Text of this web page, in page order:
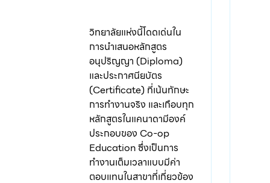
วิทยาลัยแห่งนี้โดดเด่นใน
การนำเสนอหลักสูตร
อนุปริญญา (Diploma)
และประกาศนียบัตร
(Certificate) ที่เน้นทักษะ
การทำงานจริง และเกือบทุก
หลักสูตรในแคนาดามีองค์
ประกอบของ Co-op
Education ซึ่งเป็นการ
ทำงานเต็มเวลาแบบมีค่า
ตอบแทนในสาขาที่เกี่ยวข้อง